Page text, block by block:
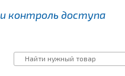
и контроль доступа